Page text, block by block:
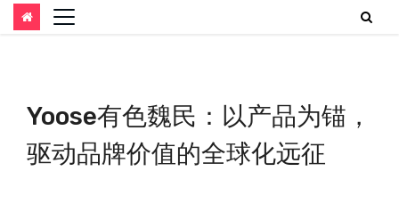
Yoose有色魏民：以产品为锚，
驱动品牌价值的全球化远征